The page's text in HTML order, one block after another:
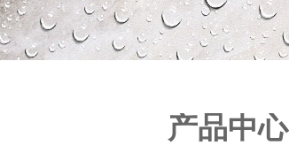
产品中心